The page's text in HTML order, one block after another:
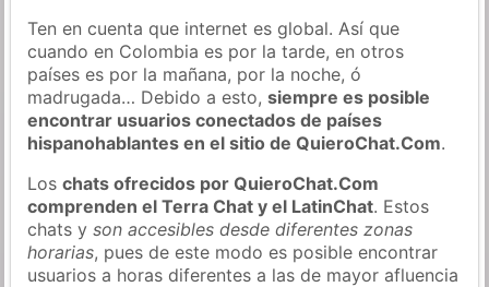
Ten en cuenta que internet es global. Así que
cuando en Colombia es por la tarde, en otros
países es por la mañana, por la noche, ó
madrugada… Debido a esto,siempre es posible
encontrar usuarios conectados de países
hispanohablantes en el sitio de QuieroChat.Com.
Loschats ofrecidos por QuieroChat.Com
comprenden el Terra Chat y el LatinChat. Estos
chats yson accesibles desde diferentes zonas
horarias, pues de este modo es posible encontrar
usuarios a horas diferentes a las de mayor afluencia